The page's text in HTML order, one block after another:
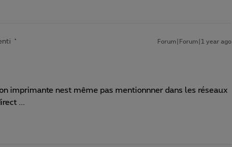
Forum|Forum|1 year ago
imprimante nest même pas mentionnner dans les réseaux
...